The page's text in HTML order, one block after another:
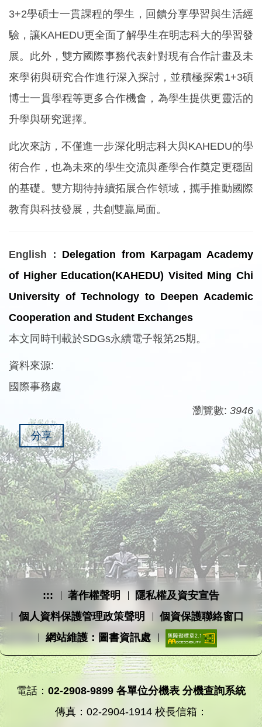
3+2學碩士一貫課程的學生，回饋分享學習與生活經
驗，讓KAHEDU更全面了解學生在明志科大的學習發
展。此外，雙方國際事務代表針對現有合作計畫及未
來學術與研究合作進行深入探討，並積極探索1+3碩
博士一貫學程等更多合作機會，為學生提供更靈活的
升學與研究選擇。
此次來訪，不僅進一步深化明志科大與KAHEDU的學
術合作，也為未來的學生交流與產學合作奠定更穩固
的基礎。雙方期待持續拓展合作領域，攜手推動國際
教育與科技發展，共創雙贏局面。
English： Delegation from Karpagam Academy
of Higher Education(KAHEDU) Visited Ming Chi
University of Technology to Deepen Academic
Cooperation and Student Exchanges
本文同時刊載於SDGs永續電子報第25期。
資料來源:
國際事務處
瀏覽數: 3946
分享
::: 著作權聲明
隱私權及資安宣告
個人資料保護管理政策聲明
個資保護聯絡窗口
網站維護：圖書資訊處
電話： 02-2908-9899 各單位分機表 分機查詢系統
傳真：02-2904-1914 校長信箱：